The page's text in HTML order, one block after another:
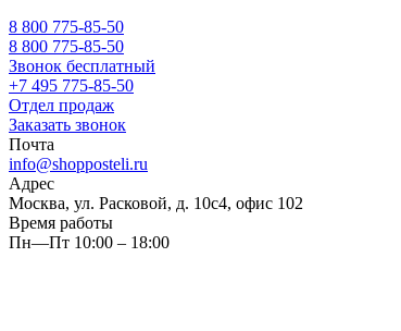
8 800 775-85-50
8 800 775-85-50
Звонок бесплатный
+7 495 775-85-50
Отдел продаж
Заказать звонок
Почта
info@shopposteli.ru
Адрес
Москва, ул. Расковой, д. 10с4, офис 102
Время работы
Пн—Пт 10:00 – 18:00